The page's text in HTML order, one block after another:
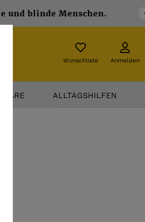
und blinde Menschen.
Wunschliste Anmelden
ALLTAGSHILFEN